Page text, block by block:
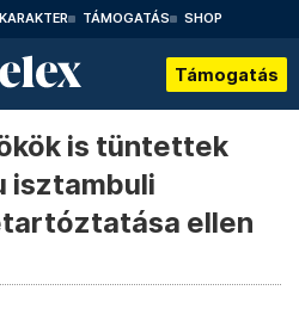
KARAKTER TÁMOGATÁS SHOP
Támogatás
is tüntettek
isztambuli
ellen